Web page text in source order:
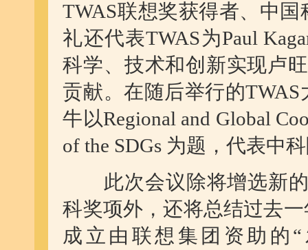
TWAS联想奖获得者、中
礼还代表TWAS为Paul
科学、技术和创新实现卢
贡献。在随后举行的TWAS
牛以Regional and Global
of the SDGs 为题，代表中
此次会议除将增选新
科奖项外，还将总结过去
成立由联想集团资助的